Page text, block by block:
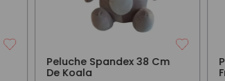
Peluche Spandex 38 Cm
De Koala